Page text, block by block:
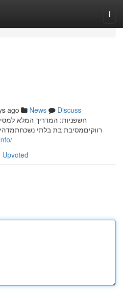
ago News
Discuss
חשפניות: המדריך המלא
רווקיםמסיבת בת בלתי
Upvoted